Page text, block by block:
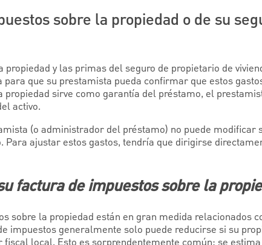
sobre la propiedad o de su
propiedad y las primas del seguro de propietario de
para que su prestamista pueda confirmar que estos
propiedad sirve como garantía del préstamo, el
activo.
(o administrador del préstamo) no puede modificar
Para ajustar estos gastos, tendría que dirigirse
factura de impuestos sobre la
sobre la propiedad están en gran medida relacionados
impuestos generalmente solo puede reducirse si su